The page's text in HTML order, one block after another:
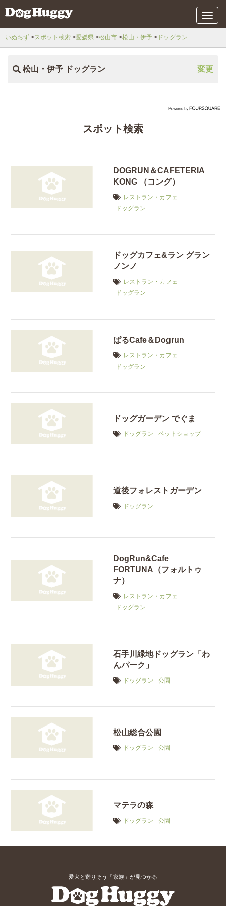
メ
ニ
いぬちず スポット検索 愛媛県 松山市 松山・伊予 ドッグラン
松山・伊予 ドッグラン 変更
スポット検索
DOGRUN＆CAFETERIA
KONG （コング）
レストラン・カフェ
ドッグラン
ドッグカフェ&ラン グラン
ノンノ
レストラン・カフェ
ドッグラン
ぱるCafe＆Dogrun
レストラン・カフェ
ドッグラン
ドッグガーデン でぐま
ドッグラン ペットショップ
道後フォレストガーデン
ドッグラン
DogRun&Cafe
FORTUNA（フォルトゥ
ナ）
レストラン・カフェ
ドッグラン
石手川緑地ドッグラン「わ
んパーク」
ドッグラン 公園
松山総合公園
ドッグラン 公園
マテラの森
ドッグラン 公園
愛犬と寄りそう「家族」が見つかる